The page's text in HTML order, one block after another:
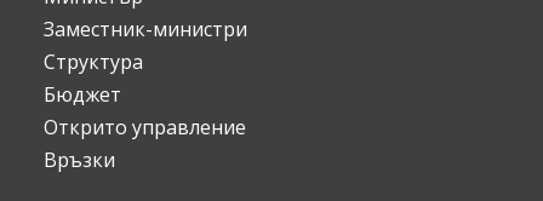
Заместник-министри
Структура
Бюджет
Открито управление
Връзки